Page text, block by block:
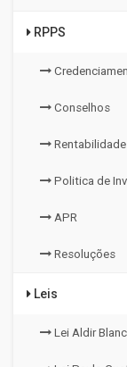
RPPS
Conselhos
Rentabilidade
Politica de
APR
Resoluções
Leis
Lei Aldir Blanc